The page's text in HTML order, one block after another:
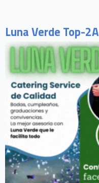
Luna Verde Top-2A